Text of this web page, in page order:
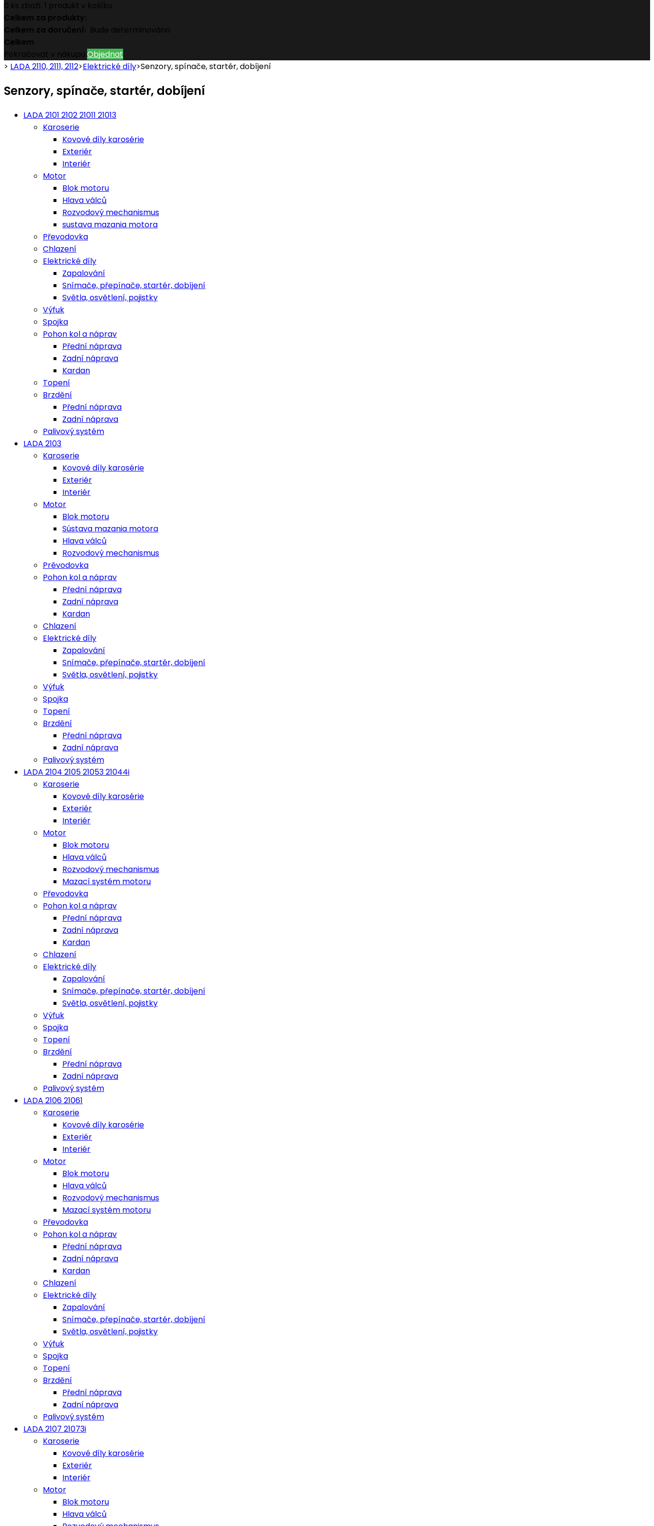
0 ks zboží. 1 produkt v košíku.
Celkem za produkty:
Celkem za doručení: Bude determinováno
Celkem
Pokračovat v nákupu Objednat
> LADA 2110, 2111, 2112>Elektrické díly>Senzory, spínače, startér, dobíjení
Senzory, spínače, startér, dobíjení
LADA 2101 2102 21011 21013
Karoserie
Kovové díly karosérie
Exteriér
Interiér
Motor
Blok motoru
Hlava válců
Rozvodový mechanismus
sustava mazania motora
Převodovka
Chlazení
Elektrické díly
Zapalování
Snímače, přepínače, startér, dobíjení
Světla, osvětlení, pojistky
Výfuk
Spojka
Pohon kol a náprav
Přední náprava
Zadní náprava
Kardan
Topení
Brzdění
Přední náprava
Zadní náprava
Palivový systém
LADA 2103
Karoserie
Kovové díly karosérie
Exteriér
Interiér
Motor
Blok motoru
Sústava mazania motora
Hlava válců
Rozvodový mechanismus
Prěvodovka
Pohon kol a náprav
Přední náprava
Zadní náprava
Kardan
Chlazení
Elektrické díly
Zapalování
Snímače, přepínače, startér, dobíjení
Světla, osvětlení, pojistky
Výfuk
Spojka
Topení
Brzdění
Přední náprava
Zadní náprava
Palivový systém
LADA 2104 2105 21053 21044i
Karoserie
Kovové díly karosérie
Exteriér
Interiér
Motor
Blok motoru
Hlava válců
Rozvodový mechanismus
Mazací systém motoru
Převodovka
Pohon kol a náprav
Přední náprava
Zadní náprava
Kardan
Chlazení
Elektrické díly
Zapalování
Snímače, přepínače, startér, dobíjení
Světla, osvětlení, pojistky
Výfuk
Spojka
Topení
Brzdění
Přední náprava
Zadní náprava
Palivový systém
LADA 2106 21061
Karoserie
Kovové díly karosérie
Exteriér
Interiér
Motor
Blok motoru
Hlava válců
Rozvodový mechanismus
Mazací systém motoru
Převodovka
Pohon kol a náprav
Přední náprava
Zadní náprava
Kardan
Chlazení
Elektrické díly
Zapalování
Snímače, přepínače, startér, dobíjení
Světla, osvětlení, pojistky
Výfuk
Spojka
Topení
Brzdění
Přední náprava
Zadní náprava
Palivový systém
LADA 2107 21073i
Karoserie
Kovové díly karosérie
Exteriér
Interiér
Motor
Blok motoru
Hlava válců